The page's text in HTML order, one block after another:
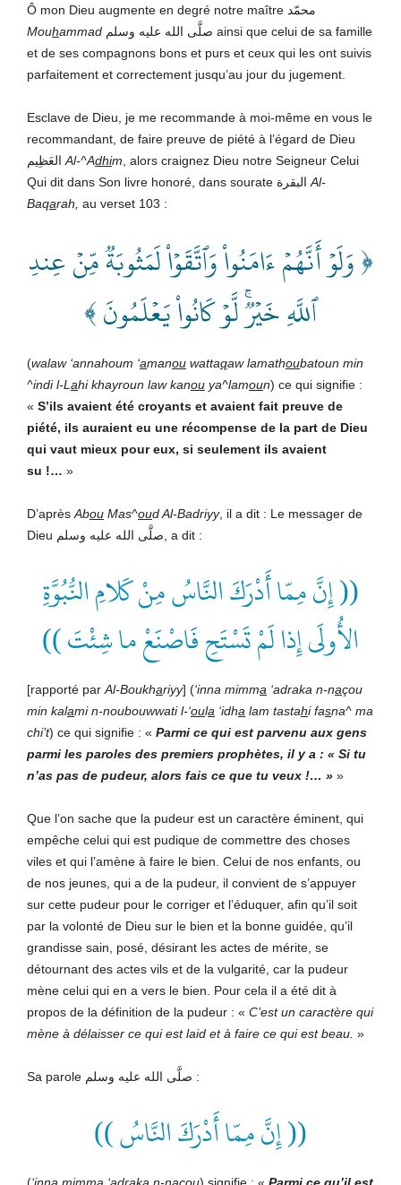
Ô mon Dieu augmente en degré notre maître محمّد
Mouhammad
et de ses compagnons bons et purs et ceux qui les ont suivis
parfaitement et correctement jusqu’au jour du jugement.
Esclave de Dieu, je me recommande à moi-même en vous le
recommandant, de faire preuve de piété à l’égard de Dieu
Al-^Adhim , alors craignez Dieu notre Seigneur Celui
Qui dit dans Son livre honoré, dans sourate البقرة Al-
Baqarah, au verset 103 :
﴿ وَلَوۡ أَنَّهُمۡ ءَامَنُواْ وَٱتَّقَوۡاْ لَمَثُوبَةٞ مِّنۡ عِندِ
ٱللَّهِ خَيۡرٞۚ لَّوۡ كَانُواْ يَعۡلَمُونَ ﴾
(walaw ‘annahoum ‘amanou wattaqaw lamathoubatoun min
^indi l-L ahi khayroun law kanou ya^lamoun) ce qui signifie :
« S’ils avaient été croyants et avaient fait preuve de
piété, ils auraient eu une récompense de la part de Dieu
qui vaut mieux pour eux, si seulement ils avaient
su !… »
D’après Abou Mas^oud Al-Badriyy, il a dit : Le messager de
Dieu صلَّى الله عليه وسلم, a dit :
(( إِنَّ مِمّا أَدْرَكَ النَّاسُ مِنْ كَلامِ النُّبُوَّةِ
الأُولَى إِذا لَمْ تَسْتَحِ فَاصْنَعْ ما شِئْتَ ))
[rapporté par Al-Boukhariyy] (‘inna mimma ‘adraka n-naçou
min kalami n-noubouwwati l-‘oula ‘idha lam tastahi fasna^ ma
chi’t) ce qui signifie : « Parmi ce qui est parvenu aux gens
parmi les paroles des premiers prophètes, il y a : « Si tu
n’as pas de pudeur, alors fais ce que tu veux !… » »
Que l’on sache que la pudeur est un caractère éminent, qui
empêche celui qui est pudique de commettre des choses
viles et qui l’amène à faire le bien. Celui de nos enfants, ou
de nos jeunes, qui a de la pudeur, il convient de s’appuyer
sur cette pudeur pour le corriger et l’éduquer, afin qu’il soit
par la volonté de Dieu sur le bien et la bonne guidée, qu’il
grandisse sain, posé, désirant les actes de mérite, se
détournant des actes vils et de la vulgarité, car la pudeur
mène celui qui en a vers le bien. Pour cela il a été dit à
propos de la définition de la pudeur : « C’est un caractère qui
mène à délaisser ce qui est laid et à faire ce qui est beau. »
Sa parole صلَّى الله عليه وسلم :
(( إِنَّ مِمّا أَدْرَكَ النَّاسُ ))
(‘inna mimma ‘adraka n-naçou) signifie : « Parmi ce qu’il est